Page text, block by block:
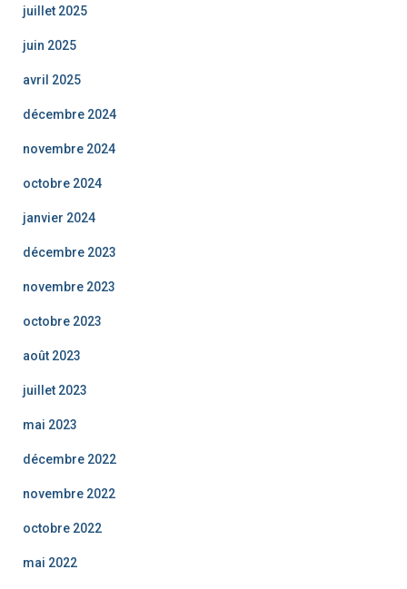
juillet 2025
juin 2025
avril 2025
décembre 2024
novembre 2024
octobre 2024
janvier 2024
décembre 2023
novembre 2023
octobre 2023
août 2023
juillet 2023
mai 2023
décembre 2022
novembre 2022
octobre 2022
mai 2022